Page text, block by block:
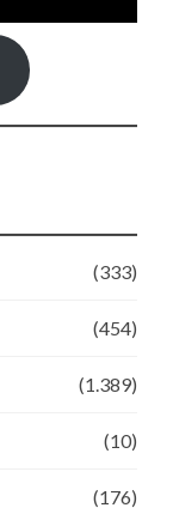
(333)
(454)
(1.389)
(10)
(176)